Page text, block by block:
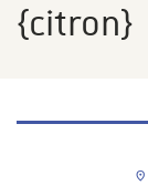
{citron}